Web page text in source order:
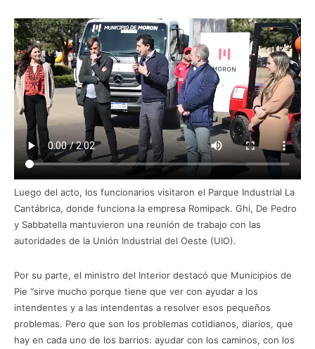
Luego del acto, los funcionarios visitaron el Parque Industrial La
Cantábrica, donde funciona la empresa Romipack. Ghi, De Pedro
y Sabbatella mantuvieron una reunión de trabajo con las
autoridades de la Unión Industrial del Oeste (UIO).
Por su parte, el ministro del Interior destacó que Municipios de
Pie “sirve mucho porque tiene que ver con ayudar a los
intendentes y a las intendentas a resolver esos pequeños
problemas. Pero que son los problemas cotidianos, diarios, que
hay en cada uno de los barrios: ayudar con los caminos, con los